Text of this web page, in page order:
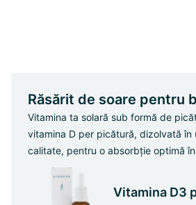
Răsărit de soare pentru
Vitamina ta solară sub formă de
vitamina D per picătură, dizolvată în
calitate, pentru o absorbție optimă
Vitamina D3